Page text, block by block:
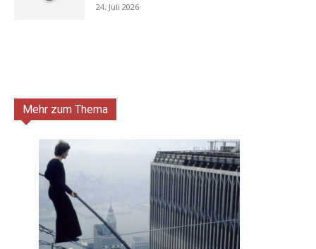
24. Juli 2026
Mehr zum Thema